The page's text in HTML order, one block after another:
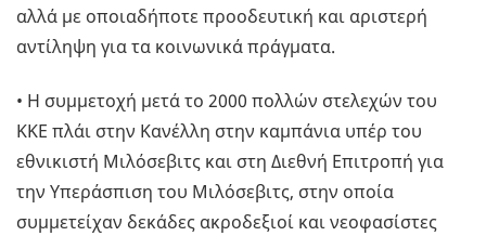
αλλά με οποιαδήποτε προοδευτική και αριστερή
αντίληψη για τα κοινωνικά πράγματα.
• Η συμμετοχή μετά το 2000 πολλών στελεχών του
ΚΚΕ πλάι στην Κανέλλη στην καμπάνια υπέρ του
εθνικιστή Μιλόσεβιτς και στη Διεθνή Επιτροπή για
την Υπεράσπιση του Μιλόσεβιτς, στην οποία
συμμετείχαν δεκάδες ακροδεξιοί και νεοφασίστες